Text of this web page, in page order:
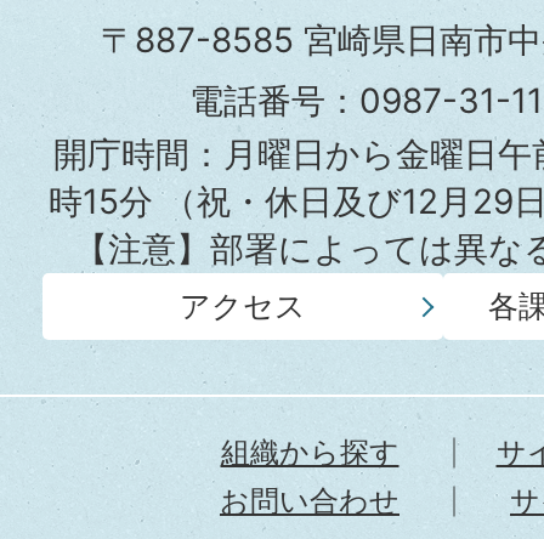
市
役
所
〒887-8585 宮崎県日南市
電話番号：0987-31-
開庁時間：月曜日から金曜日
時15分（祝・休日及び12月29
【注意】部署によっては異
アクセス 各
組織から探す
サ
お問い合わせ